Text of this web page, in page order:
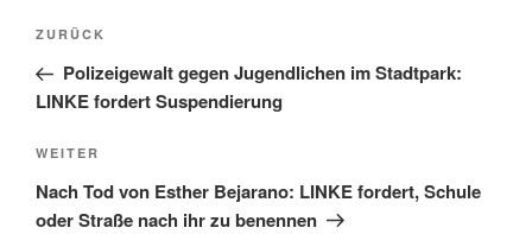
Beitragsnavigation
Vorheriger
Beitrag
ZURÜCK
Polizeigewalt gegen Jugendlichen im Stadtpark:
LINKE fordert Suspendierung
Nächster
Beitrag
WEITER
Nach Tod von Esther Bejarano: LINKE fordert, Schule
oder Straße nach ihr zu benennen